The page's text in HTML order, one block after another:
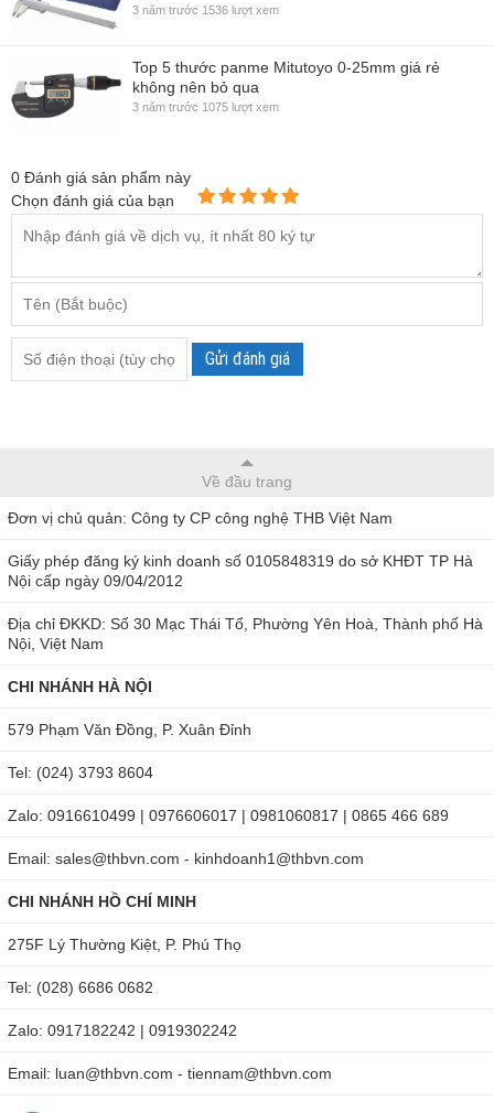
3 năm trước 1536 lượt xem
Top 5 thước panme Mitutoyo 0-25mm giá rẻ
không nên bỏ qua
3 năm trước 1075 lượt xem
0 Đánh giá sản phẩm này
Chọn đánh giá của bạn
Gửi đánh giá
Về đầu trang
Đơn vị chủ quản: Công ty CP công nghệ THB Việt Nam
Giấy phép đăng ký kinh doanh số 0105848319 do sở KHĐT TP Hà
Nội cấp ngày 09/04/2012
Địa chỉ ĐKKD: Số 30 Mạc Thái Tổ, Phường Yên Hoà, Thành phố Hà
Nội, Việt Nam
CHI NHÁNH HÀ NỘI
579 Phạm Văn Đồng, P. Xuân Đỉnh
Tel: (024) 3793 8604
Zalo: 0916610499 | 0976606017 | 0981060817 | 0865 466 689
Email: sales@thbvn.com - kinhdoanh1@thbvn.com
CHI NHÁNH HỒ CHÍ MINH
275F Lý Thường Kiệt, P. Phú Thọ
Tel: (028) 6686 0682
Zalo: 0917182242 | 0919302242
Email: luan@thbvn.com - tiennam@thbvn.com